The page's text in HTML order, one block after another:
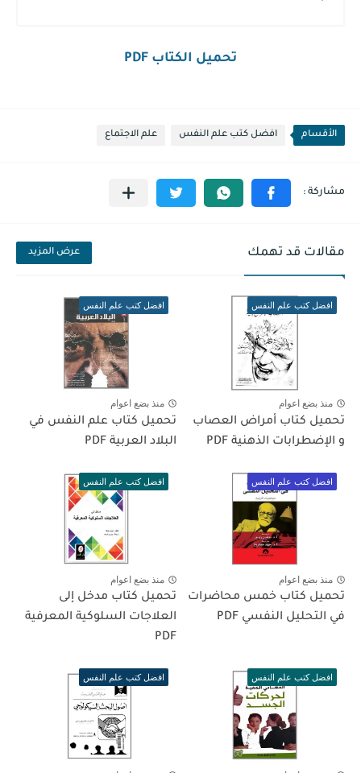
تحميل الكتاب PDF
الأقسام افضل كتب علم النفس علم الاجتماع
مقالات قد تهمك عرض المزيد
افضل كتب علم النفس
منذ بضع اعوام
تحميل كتاب أمراض العصاب
و الإضطرابات الذهنية PDF
افضل كتب علم النفس
منذ بضع اعوام
تحميل كتاب علم النفس في
البلاد العربية PDF
افضل كتب علم النفس
منذ بضع اعوام
تحميل كتاب خمس محاضرات
في التحليل النفسي PDF
افضل كتب علم النفس
منذ بضع اعوام
تحميل كتاب مدخل إلى
العلاجات السلوكية المعرفية
PDF
افضل كتب علم النفس افضل كتب علم النفس